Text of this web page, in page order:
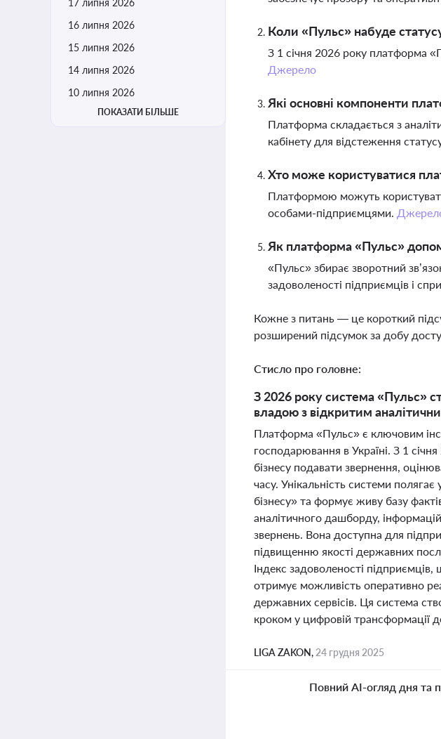
17 липня 2026
16 липня 2026
15 липня 2026
14 липня 2026
10 липня 2026
ПОКАЗАТИ БІЛЬШЕ
Коли «Пульс» набуде
З 1 січня 2026 року платформа
Джерело
Які основні компоненти
Платформа складається з
кабінету для відстеження
Хто може користуватися
Платформою можуть
особами-підприємцями.
Як платформа «Пульс»
«Пульс» збирає зворотний
задоволеності підприємців і
Кожне з питань — це короткий
розширений підсумок за добу
Стисло про головне:
З 2026 року система «Пульс»
владою з відкритим
Платформа «Пульс» є ключовим
господарювання в Україні. З 1
бізнесу подавати звернення,
часу. Унікальність системи
бізнесу» та формує живу базу
аналітичного дашборду,
звернень. Вона доступна для
підвищенню якості державних
Індекс задоволеності
отримує можливість оперативно
державних сервісів. Ця система
кроком у цифровій трансформації
LIGA ZAKON, 24 грудня 2025
Повний AI-огляд дня та